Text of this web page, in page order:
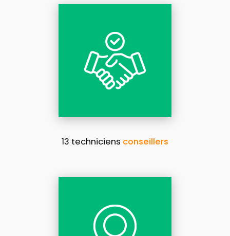
13 techniciens conseillers